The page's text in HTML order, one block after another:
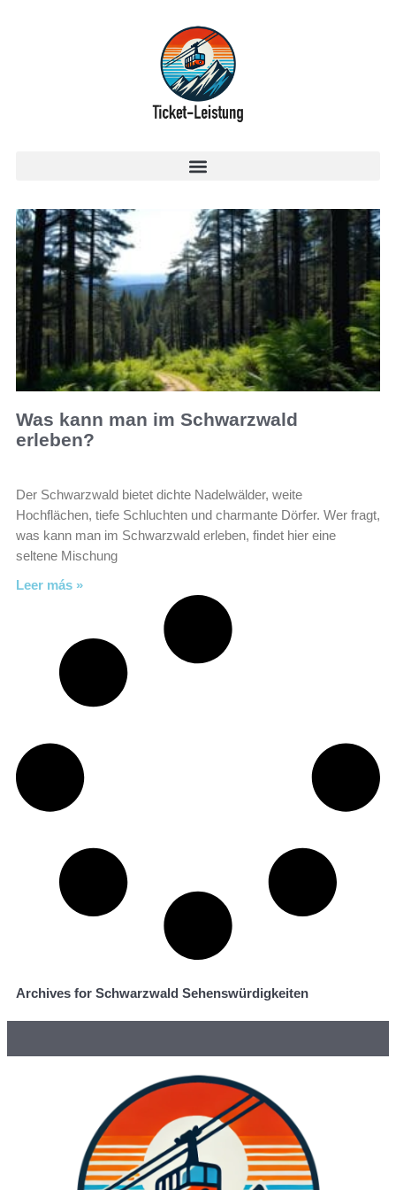
Was kann man im Schwarzwald
erleben?
Der Schwarzwald bietet dichte Nadelwälder, weite
Hochflächen, tiefe Schluchten und charmante Dörfer. Wer fragt,
was kann man im Schwarzwald erleben, findet hier eine
seltene Mischung
Leer más »
Archives for Schwarzwald Sehenswürdigkeiten